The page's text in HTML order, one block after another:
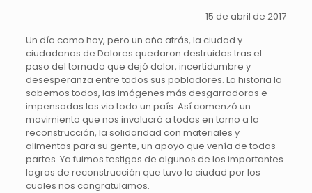
15 de abril de 2017
Un día como hoy, pero un año atrás, la ciudad y
ciudadanos de Dolores quedaron destruidos tras el
paso del tornado que dejó dolor, incertidumbre y
desesperanza entre todos sus pobladores. La historia la
sabemos todos, las imágenes más desgarradoras e
impensadas las vio todo un país. Así comenzó un
movimiento que nos involucró a todos en torno a la
reconstrucción, la solidaridad con materiales y
alimentos para su gente, un apoyo que venía de todas
partes. Ya fuimos testigos de algunos de los importantes
logros de reconstrucción que tuvo la ciudad por los
cuales nos congratulamos.